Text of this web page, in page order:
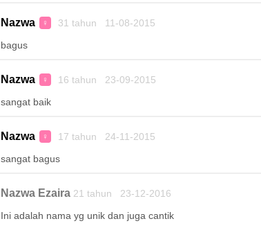
Nazwa ♀ 31 tahun 11-08-2015
bagus
Nazwa ♀ 16 tahun 23-09-2015
sangat baik
Nazwa ♀ 17 tahun 24-11-2015
sangat bagus
Nazwa Ezaira21 tahun 23-12-2016
Ini adalah nama yg unik dan juga cantik